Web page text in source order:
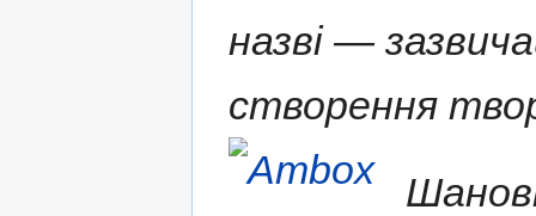
назві —
створення